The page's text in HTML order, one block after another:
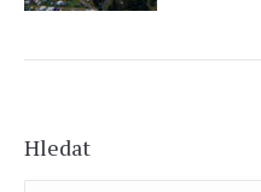
Hledat